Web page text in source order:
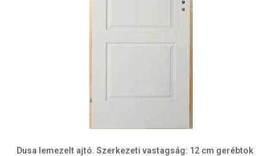
Dusa lemezelt ajtó. Szerkezeti vastagság: 12 cm gerébtok